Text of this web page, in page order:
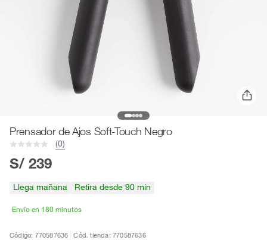
Prensador de Ajos Soft-Touch Negro
(0)
S/ 239
Llega mañana Retira desde 90 min
Envío en 180 minutos
Código: 770587636 Cód. tienda: 770587636